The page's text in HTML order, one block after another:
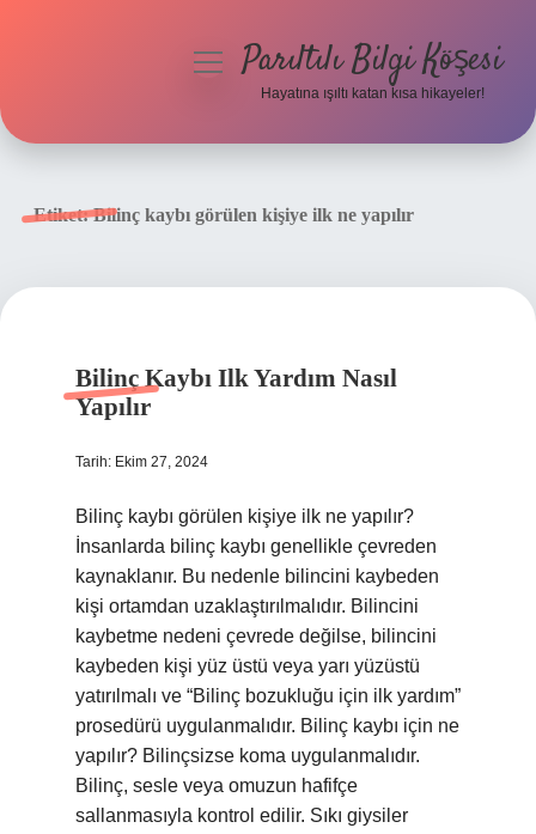
menüyüParıltılı Bilgi Köşesi
Hayatına ışıltı katan kısa hikayeler!
Etiket:Bilinç kaybı görülen kişiye ilk ne yapılır
Bilinç Kaybı Ilk Yardım Nasıl
Yapılır
Tarih: Ekim 27, 2024
Bilinç kaybı görülen kişiye ilk ne yapılır?
İnsanlarda bilinç kaybı genellikle çevreden
kaynaklanır. Bu nedenle bilincini kaybeden
kişi ortamdan uzaklaştırılmalıdır. Bilincini
kaybetme nedeni çevrede değilse, bilincini
kaybeden kişi yüz üstü veya yarı yüzüstü
yatırılmalı ve “Bilinç bozukluğu için ilk yardım”
prosedürü uygulanmalıdır. Bilinç kaybı için ne
yapılır? Bilinçsizse koma uygulanmalıdır.
Bilinç, sesle veya omuzun hafifçe
sallanmasıyla kontrol edilir. Sıkı giysiler